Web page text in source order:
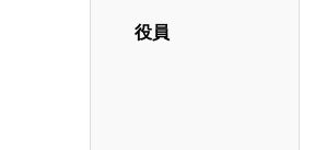
役員